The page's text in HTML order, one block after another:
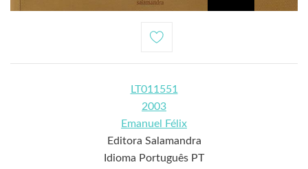
LT011551
2003
Emanuel Félix
Editora Salamandra
Idioma Português PT